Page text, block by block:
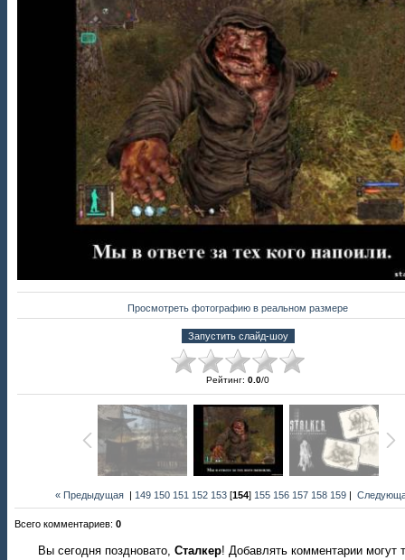
Просмотреть фотографию в реальном размере
Рейтинг: 0.0/0
« Предыдущая | 149 150 151 152 153 [154] 155 156 157 158 159 |
Всего комментариев: 0
Вы сегодня поздновато,Сталкер! Добавлять комментарии могут